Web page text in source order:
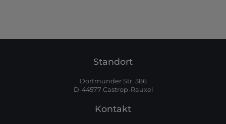
Standort
Dortmunder Str. 386
D-44577 Castrop-Rauxel
Kontakt